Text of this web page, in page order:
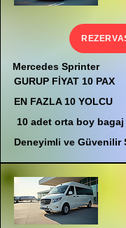
Mercedes Sprinter
GURUP FİYAT 10 PAX
EN FAZLA 10 YOLCU
10 adet orta boy bagaj
Deneyimli ve Güvenilir